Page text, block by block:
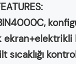
sıcaklığı